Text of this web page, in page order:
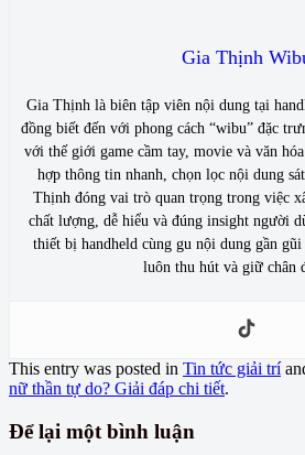
Gia Thịnh
Gia Thịnh là biên tập viên nội dung tại
đồng biết đến với phong cách “wibu” đặc
với thế giới game cầm tay, movie và văn
hợp thông tin nhanh, chọn lọc nội dung
Thịnh đóng vai trò quan trọng trong việc
chất lượng, dễ hiểu và đúng insight người
thiết bị handheld cùng gu nội dung gần
luôn thu hút và giữ chân
This entry was posted in Tin tức giải trí
nữ thần tự do? Giải đáp chi tiết.
Để lại một bình luận